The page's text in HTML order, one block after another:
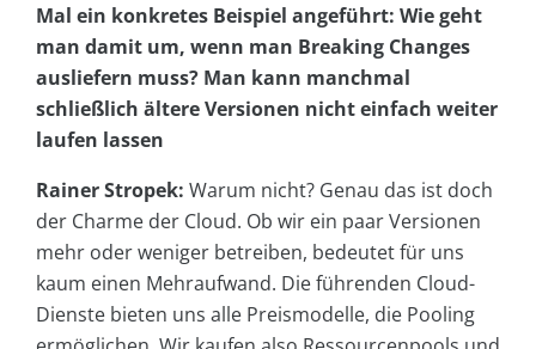
Mal ein konkretes Beispiel angeführt: Wie geht
man damit um, wenn man Breaking Changes
ausliefern muss? Man kann manchmal
schließlich ältere Versionen nicht einfach weiter
laufen lassen
Rainer Stropek: Warum nicht? Genau das ist doch
der Charme der Cloud. Ob wir ein paar Versionen
mehr oder weniger betreiben, bedeutet für uns
kaum einen Mehraufwand. Die führenden Cloud-
Dienste bieten uns alle Preismodelle, die Pooling